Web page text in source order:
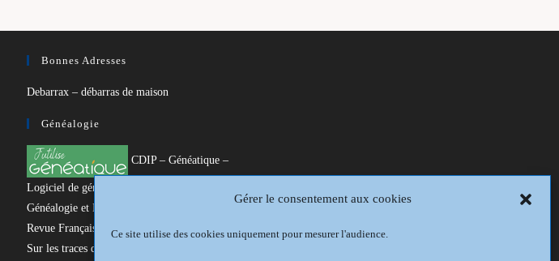
Gérer le consentement aux cookies
Ce site utilise des cookies uniquement pour mesurer l'audience.
Bonnes Adresses
Debarrax – débarras de maison
Généalogie
CDIP – Généatique –
Logiciel de généalogie
Généalogie et Histoire du Dunkerquois
Revue Française de Généalogie
Sur les traces du passé